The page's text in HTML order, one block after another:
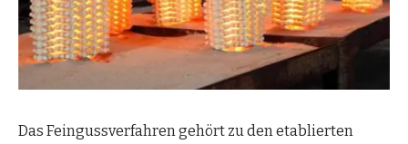
Das Feingussverfahren gehört zu den etablierten